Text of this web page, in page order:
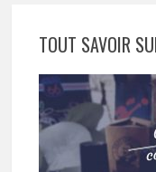
TOUT SAVOIR